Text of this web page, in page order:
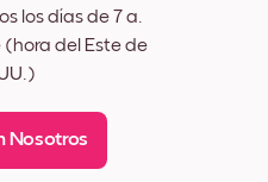
los días de 7 a.
del Este de
Nosotros